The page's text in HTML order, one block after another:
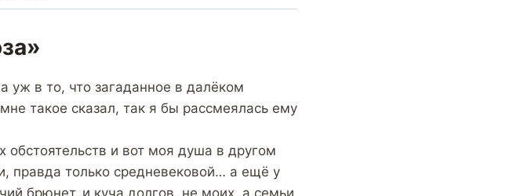
уж в то, что загаданное в далёком
такое сказал, так я бы рассмеялась ему
и вот моя душа в другом
правда только средневековой… а ещё у